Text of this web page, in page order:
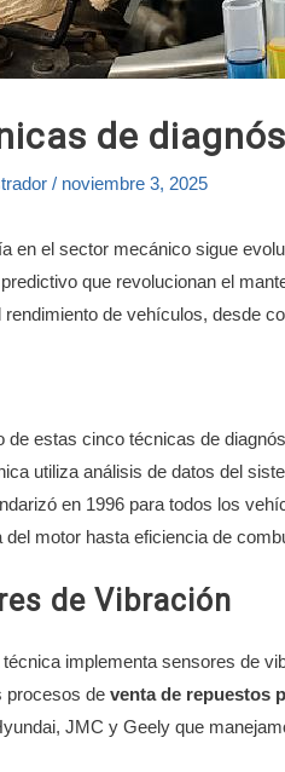
de
/ noviembre 3, 2025
en el sector mecánico sigue
que revolucionan el
rendimiento de vehículos, desde
de estas cinco técnicas de
utiliza análisis de datos del
en 1996 para todos los
del motor hasta eficiencia de
de Vibración
técnica implementa sensores de
procesos deventa de repuestos
JMC y Geely que